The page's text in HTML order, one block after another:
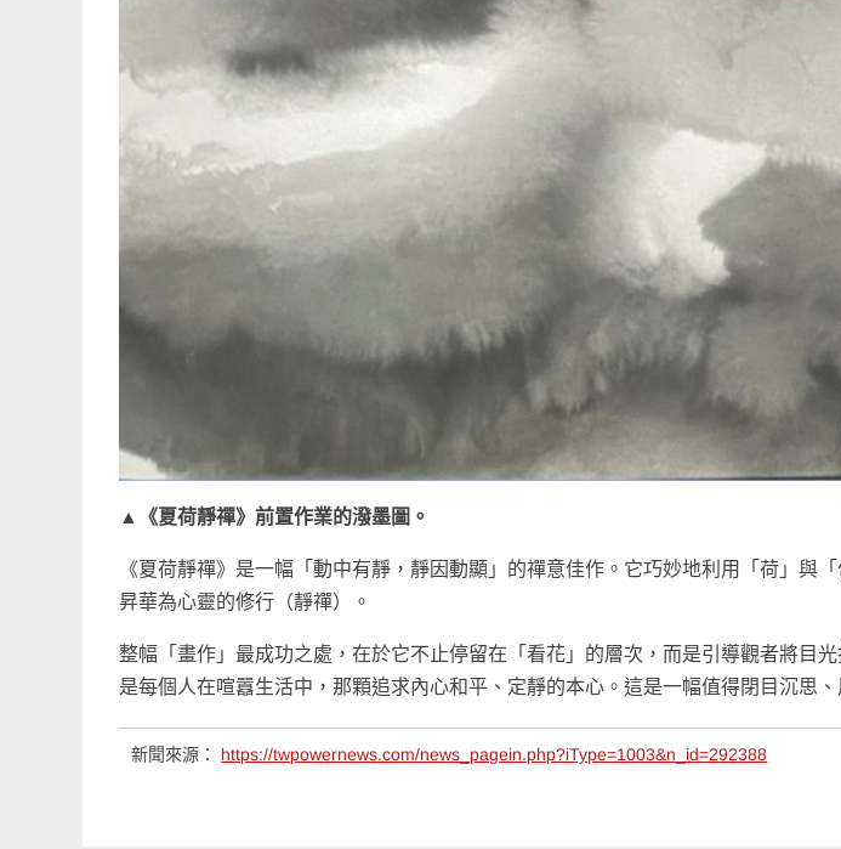
▲《夏荷靜禪》前置作業的潑墨圖。
《夏荷靜禪》是一幅「動中有靜，靜因動顯」的禪意佳作。它巧妙地利用「荷」與
昇華為心靈的修行（靜禪）。
整幅「畫作」最成功之處，在於它不止停留在「看花」的層次，而是引導觀者將目
是每個人在喧囂生活中，那顆追求內心和平、定靜的本心。這是一幅值得閉目沉思、
新聞來源： https://twpowernews.com/news_pagein.php?iType=1003&n_id=292388